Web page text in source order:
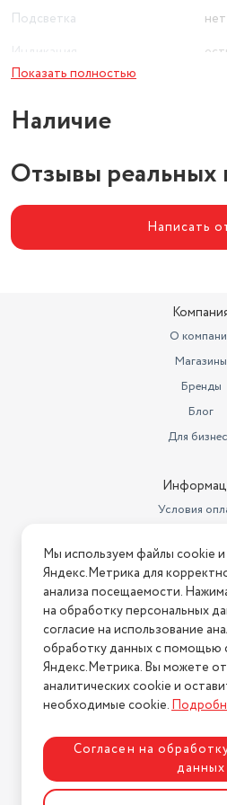
Подсветка
нет
Показать полностью
Наличие
Отзывы реальных
Написать
О
Магазины
Бренды
Блог
Для
Условия
Условия
Нашли ошибку на сайте?
2026 © Интернет-магазин
Политика
Разработка сайта
Мы используем файлы cookie и
Яндекс.Метрика для
анализа посещаемости.
на обработку персональных
согласие на использование
обработку данных с помощью
Яндекс.Метрика. Вы можете
аналитических cookie и
необходимые cookie.
Согласен на
данных